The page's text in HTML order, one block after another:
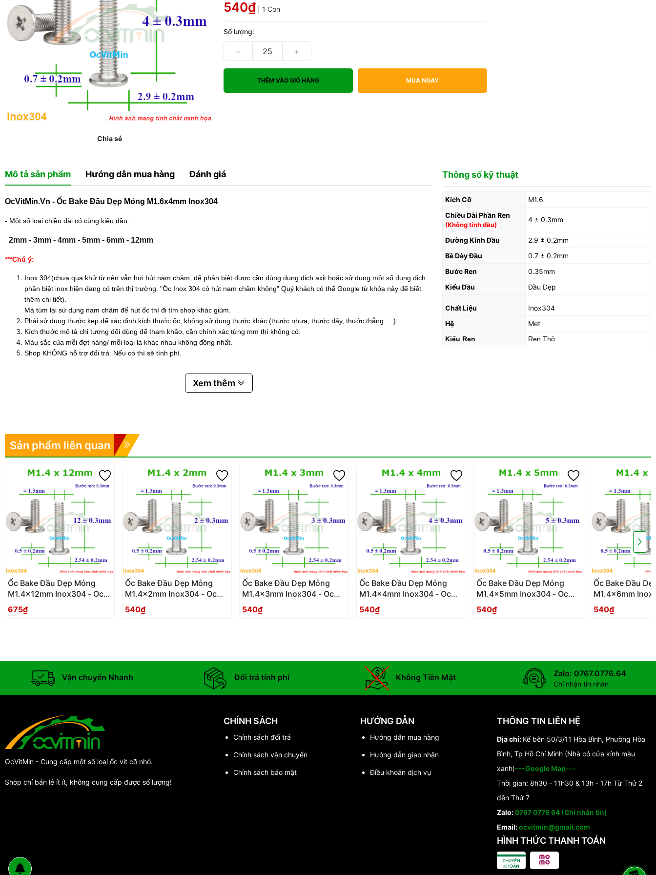
Chia sẻ
540₫ | 1 Con
Số lượng:
− +
THÊM VÀO GIỎ HÀNG MUA NGAY
Mô tả sản phẩm Hướng dẫn mua hàng Đánh giá
OcVitMin.Vn - Ốc Bake Đầu Dẹp Mỏng M1.6x4mm Inox304
- Một số loại chiều dài có cùng kiểu đầu:
2mm - 3mm - 4mm - 5mm - 6mm - 12mm
***Chú ý:
Inox 304(chưa qua khử từ nên vẫn hơi hút nam châm, để phân biệt được cần dùng dung dịch axit hoặc sử dụng một số dung dịch
phân biệt inox hiện đang có trên thị trường. "Ốc Inox 304 có hút nam châm không" Quý khách có thể Google từ khóa này để biết
thêm chi tiết).
Mà túm lại sử dụng nam châm để hút ốc thì đi tìm shop khác giùm.
Phải sử dụng thước kẹp để xác định kích thước ốc, không sử dụng thước khác (thước nhựa, thước dây, thước thẳng.....)
Kích thước mô tả chỉ tương đối dùng để tham khảo, cần chính xác từng mm thì không có.
Màu sắc của mỗi đợt hàng/ mỗi loại là khác nhau không đồng nhất.
Shop KHÔNG hỗ trợ đổi trả. Nếu có thì sẽ tính phí.
Xem thêm
Thông số kỹ thuật
Kích Cỡ
M1.6
Chiều Dài Phần Ren
(Không tính đầu)
4 ± 0.3mm
Đường Kính Đầu
2.9 ± 0.2mm
Bề Dày Đầu
0.7 ± 0.2mm
Bước Ren
0.35mm
Kiểu Đầu
Đầu Dẹp
Chất Liệu
Inox304
Hệ
Met
Kiểu Ren Ren Thô
Sản phẩm liên quan
Ốc Bake Đầu Dẹp Mỏng
M1.4x12mm Inox304 - Oc
PaKe Dau Dep Mong
675₫
Ốc Bake Đầu Dẹp Mỏng
M1.4x2mm Inox304 - Oc
PaKe Dau Dep Mong
540₫
Ốc Bake Đầu Dẹp Mỏng
M1.4x3mm Inox304 - Oc
PaKe Dau Dep Mong
540₫
Ốc Bake Đầu Dẹp Mỏng
M1.4x4mm Inox304 - Oc
PaKe Dau Dep Mong
540₫
Ốc Bake Đầu Dẹp Mỏng
M1.4x5mm Inox304 - Oc
PaKe Dau Dep Mong
540₫
Ốc Bake Đầu
M1.4x6mm
PaKe Dau Dep
540₫
Vận chuyển Nhanh Đổi trả tính phí Không Tiền Mặt Zalo: 0767.0776.64
Chỉ nhận tin nhắn
OcVitMin - Cung cấp một số loại ốc vít cỡ nhỏ.
Shop chỉ bán lẻ ít ít, không cung cấp được số lượng!
CHÍNH SÁCH
Chính sách đổi trả
Chính sách vận chuyển
Chính sách bảo mật
HƯỚNG DẪN
Hướng dẫn mua hàng
Hướng dẫn giao nhận
Điều khoản dịch vụ
THÔNG TIN LIÊN HỆ
Địa chỉ: Kế bên 50/3/11 Hòa Bình, Phường Hòa
Bình, Tp Hồ Chí Minh (Nhà có cửa kính màu
xanh)---Google Map---
Thời gian: 8h30 - 11h30 & 13h - 17h Từ Thứ 2
đến Thứ 7
Zalo:0767 0776 64 (Chỉ nhắn tin)
Email:ocvitmin@gmail.com
HÌNH THỨC THANH TOÁN